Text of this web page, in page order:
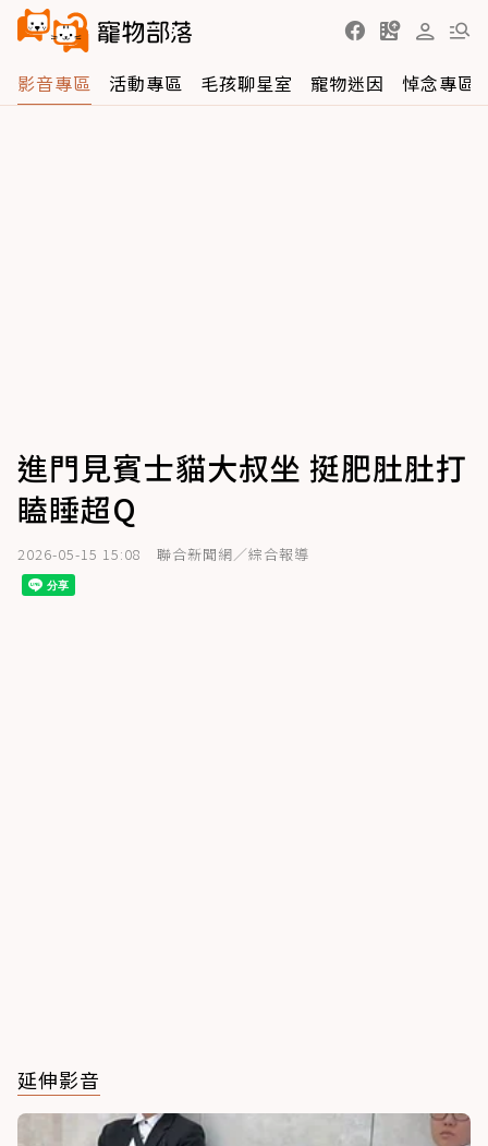
影音專區 活動專區 毛孩聊星室 寵物迷因 悼念專區
進門見賓士貓大叔坐 挺肥肚肚打
瞌睡超Q
2026-05-15 15:08 聯合新聞網／綜合報導
延伸影音